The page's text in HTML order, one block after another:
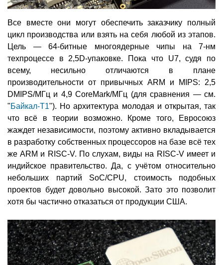
Все вместе они могут обеспечить заказчику полный
цикл производства или взять на себя любой из этапов.
Цель — 64-битные многоядерные чипы на 7-нм
техпроцессе в 2,5D-упаковке. Пока что U7, судя по
всему, несильно отличаются в плане
производительности от привычных ARM и MIPS: 2,5
DMIPS/МГц и 4,9 CoreMark/МГц (для сравнения — см.
"Байкал-Т1"). Но архитектура молодая и открытая, так
что всё в теории возможно. Кроме того, Евросоюз
жаждет независимости, поэтому активно вкладывается
в разработку собственных процессоров на базе всё тех
же ARM и RISC-V. По слухам, виды на RISC-V имеет и
индийское правительство. Да, с учётом относительно
небольших партий SoC/CPU, стоимость подобных
проектов будет довольно высокой. Зато это позволит
хотя бы частично отказаться от продукции США.